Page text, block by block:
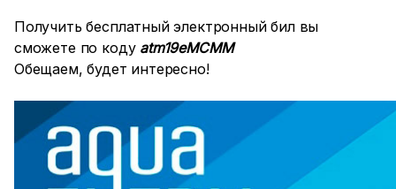
Получить бесплатный электронный бил вы
сможете по коду atm19eMCMM
Обещаем, будет интересно!